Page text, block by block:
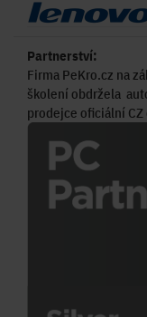
Partnerství:
Firma PeKro.cz na
školení obdržela
prodejce oficiální CZ